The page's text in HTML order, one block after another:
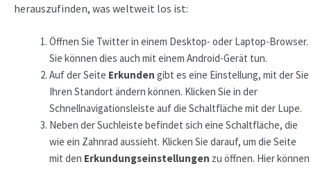
herauszufinden, was weltweit los ist:
Öffnen Sie Twitter in einem Desktop- oder Laptop-Browser.
Sie können dies auch mit einem Android-Gerät tun.
Auf der Seite Erkunden gibt es eine Einstellung, mit der Sie
Ihren Standort ändern können. Klicken Sie in der
Schnellnavigationsleiste auf die Schaltfläche mit der Lupe.
Neben der Suchleiste befindet sich eine Schaltfläche, die
wie ein Zahnrad aussieht. Klicken Sie darauf, um die Seite
mit den Erkundungseinstellungen zu öffnen. Hier können